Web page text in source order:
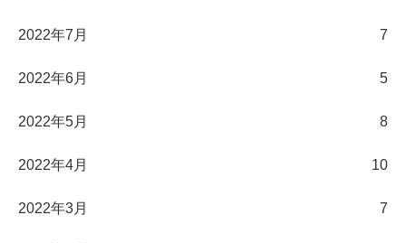
2022年7月 7
2022年6月 5
2022年5月 8
2022年4月 10
2022年3月 7